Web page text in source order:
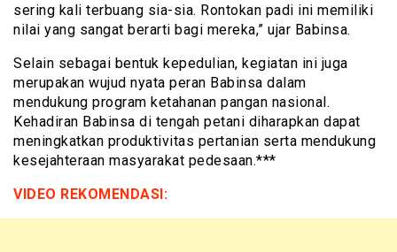
sering kali terbuang sia-sia. Rontokan padi ini memiliki
nilai yang sangat berarti bagi mereka,” ujar Babinsa.
Selain sebagai bentuk kepedulian, kegiatan ini juga
merupakan wujud nyata peran Babinsa dalam
mendukung program ketahanan pangan nasional.
Kehadiran Babinsa di tengah petani diharapkan dapat
meningkatkan produktivitas pertanian serta mendukung
kesejahteraan masyarakat pedesaan.***
VIDEO REKOMENDASI: